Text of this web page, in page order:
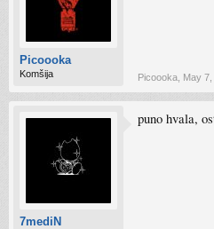
Picoooka
Komšija Picoooka May
7mediN
puno hvala,